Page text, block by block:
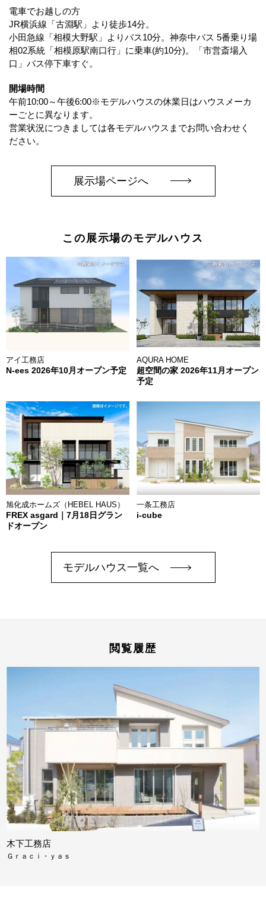
電車でお越しの方
JR横浜線「古淵駅」より徒歩14分。
小田急線「相模大野駅」よりバス10分。神奈中バス 5番乗り場
相02系統「相模原駅南口行」に乗車(約10分)。「市営斎場入
口」バス停下車すぐ。
開場時間
午前10:00～午後6:00※モデルハウスの休業日はハウスメーカ
ーごとに異なります。
営業状況につきましては各モデルハウスまでお問い合わせく
ださい。
展示場ページへ
この展示場のモデルハウス
アイ工務店
N-ees 2026年10月オープン予定
AQURA HOME
超空間の家 2026年11月オープン
予定
旭化成ホームズ（HEBEL HAUS）
FREX asgard｜7月18日グラン
ドオープン
一条工務店
i-cube
モデルハウス一覧へ
閲覧履歴
木下工務店
Ｇｒａｃｉ・ｙａｓ